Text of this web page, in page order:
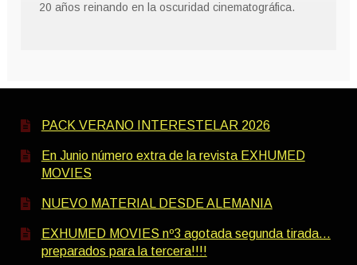
20 años reinando en la oscuridad cinematográfica.
PACK VERANO INTERESTELAR 2026
En Junio número extra de la revista EXHUMED
MOVIES
NUEVO MATERIAL DESDE ALEMANIA
EXHUMED MOVIES nº3 agotada segunda tirada…
preparados para la tercera!!!!